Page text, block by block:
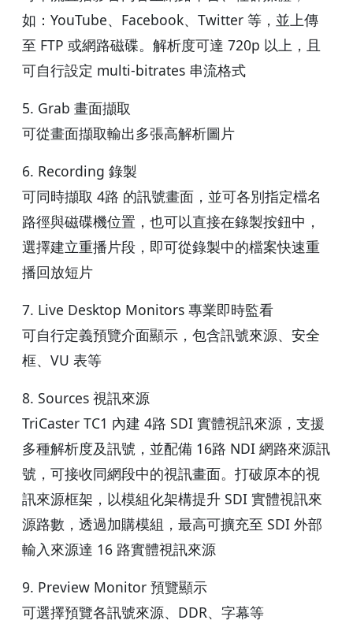
如：YouTube、Facebook、Twitter 等，並上傳
至 FTP 或網路磁碟。解析度可達 720p 以上，且
可自行設定 multi-bitrates 串流格式
5. Grab 畫面擷取
可從畫面擷取輸出多張高解析圖片
6. Recording 錄製
可同時擷取 4路 的訊號畫面，並可各別指定檔名
路徑與磁碟機位置，也可以直接在錄製按鈕中，
選擇建立重播片段，即可從錄製中的檔案快速重
播回放短片
7. Live Desktop Monitors 專業即時監看
可自行定義預覽介面顯示，包含訊號來源、安全
框、VU 表等
8. Sources 視訊來源
TriCaster TC1 內建 4路 SDI 實體視訊來源，支援
多種解析度及訊號，並配備 16路 NDI 網路來源訊
號，可接收同網段中的視訊畫面。打破原本的視
訊來源框架，以模組化架構提升 SDI 實體視訊來
源路數，透過加購模組，最高可擴充至 SDI 外部
輸入來源達 16 路實體視訊來源
9. Preview Monitor 預覽顯示
可選擇預覽各訊號來源、DDR、字幕等